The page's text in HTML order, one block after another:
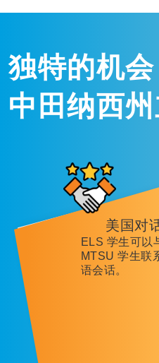
独特的机会
中田纳西
美国对
ELS 学生可以
MTSU 学生联
语会话。